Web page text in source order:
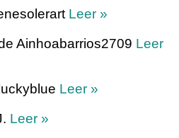
Leer »
Ainhoabarrios2709 Leer
Leer »
Leer »